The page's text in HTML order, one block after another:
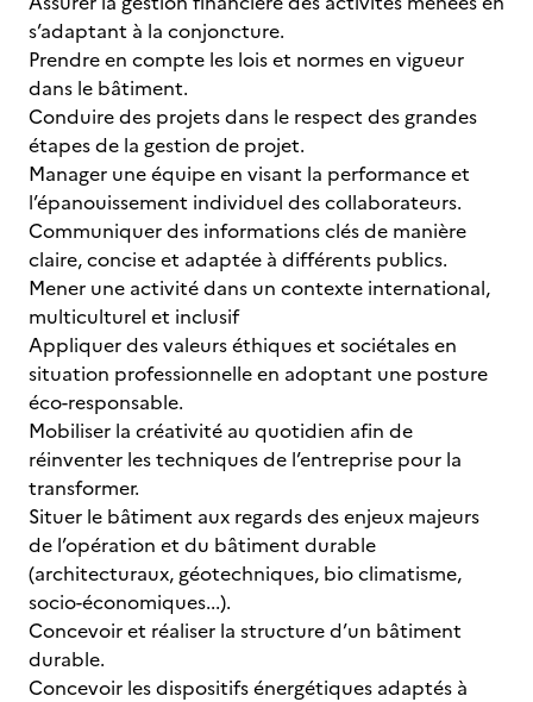
s’adaptant à la conjoncture.
Prendre en compte les lois et normes en vigueur
dans le bâtiment.
Conduire des projets dans le respect des grandes
étapes de la gestion de projet.
Manager une équipe en visant la performance et
l’épanouissement individuel des collaborateurs.
Communiquer des informations clés de manière
claire, concise et adaptée à différents publics.
Mener une activité dans un contexte international,
multiculturel et inclusif
Appliquer des valeurs éthiques et sociétales en
situation professionnelle en adoptant une posture
éco-responsable.
Mobiliser la créativité au quotidien afin de
réinventer les techniques de l’entreprise pour la
transformer.
Situer le bâtiment aux regards des enjeux majeurs
de l’opération et du bâtiment durable
(architecturaux, géotechniques, bio climatisme,
socio-économiques...).
Concevoir et réaliser la structure d’un bâtiment
durable.
Concevoir les dispositifs énergétiques adaptés à